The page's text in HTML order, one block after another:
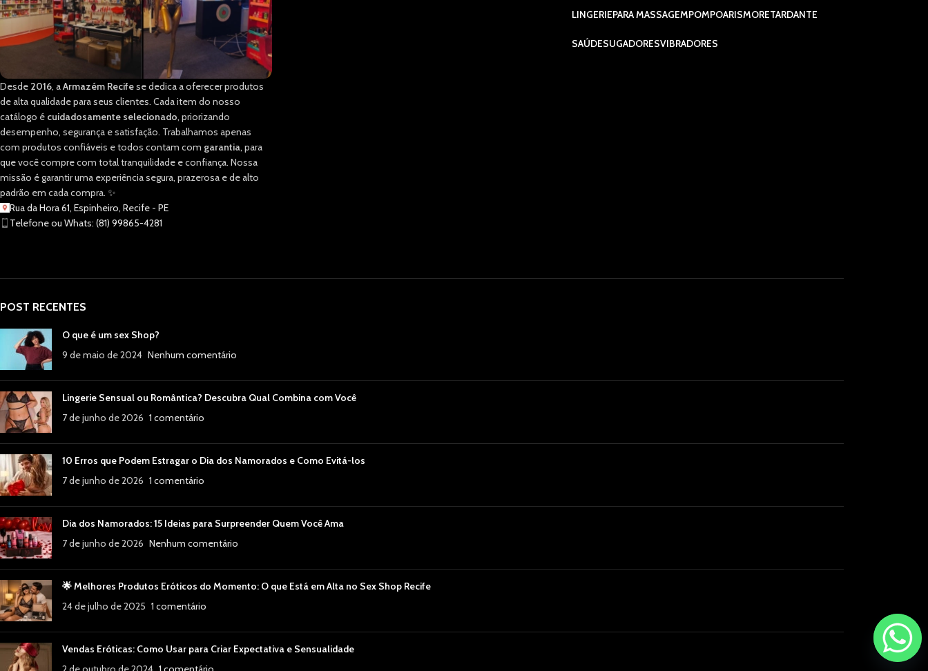
Desde 2016, aArmazém Recifese dedica a oferecer produtos
de alta qualidade para seus clientes. Cada item do nosso
catálogo é cuidadosamente selecionado, priorizando
desempenho, segurança e satisfação. Trabalhamos apenas
com produtos confiáveis e todos contam com garantia, para
que você compre com total tranquilidade e confiança. Nossa
missão é garantir uma experiência segura, prazerosa e de alto
padrão em cada compra. ✨
Rua da Hora 61, Espinheiro, Recife - PE
Telefone ou Whats: (81) 99865-4281
LINGERIEPARA MASSAGEMPOMPOARISMORETARDANTE
SAÚDESUGADORESVIBRADORES
POST RECENTES
O que é um sex Shop?
9 de maio de 2024 Nenhum comentário
Lingerie Sensual ou Romântica? Descubra Qual Combina com Você
7 de junho de 2026 1 comentário
10 Erros que Podem Estragar o Dia dos Namorados e Como Evitá-los
7 de junho de 2026 1 comentário
Dia dos Namorados: 15 Ideias para Surpreender Quem Você Ama
7 de junho de 2026 Nenhum comentário
🌟 Melhores Produtos Eróticos do Momento: O que Está em Alta no Sex Shop Recife
24 de julho de 2025 1 comentário
Vendas Eróticas: Como Usar para Criar Expectativa e Sensualidade